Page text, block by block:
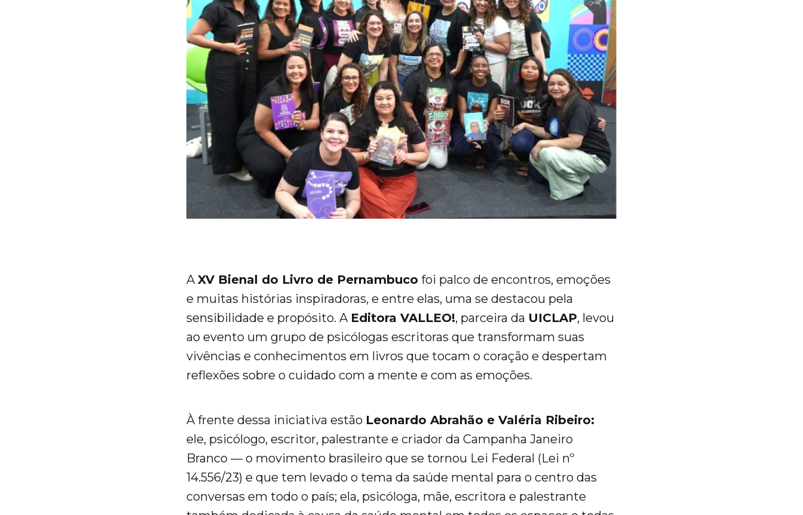
A XV Bienal do Livro de Pernambuco foi palco de encontros, emoções
e muitas histórias inspiradoras, e entre elas, uma se destacou pela
sensibilidade e propósito. A Editora VALLEO!, parceira da UICLAP, levou
ao evento um grupo de psicólogas escritoras que transformam suas
vivências e conhecimentos em livros que tocam o coração e despertam
reflexões sobre o cuidado com a mente e com as emoções.
À frente dessa iniciativa estão Leonardo Abrahão e Valéria Ribeiro:
ele, psicólogo, escritor, palestrante e criador da Campanha Janeiro
Branco — o movimento brasileiro que se tornou Lei Federal (Lei nº
14.556/23) e que tem levado o tema da saúde mental para o centro das
conversas em todo o país; ela, psicóloga, mãe, escritora e palestrante